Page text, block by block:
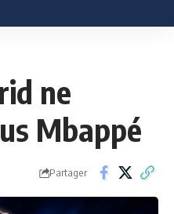
ne
Mbappé
Partager